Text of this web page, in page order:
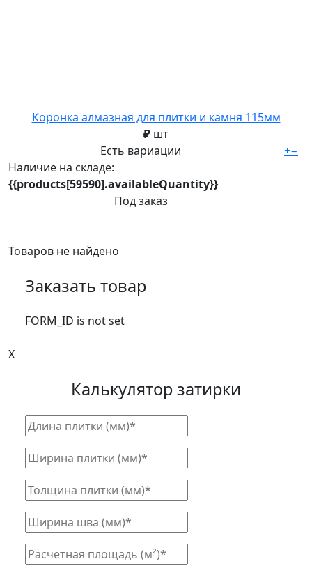
Коронка алмазная для плитки и камня 115мм
₽ шт
Есть вариации
Наличие на складе:
{{products[59590].availableQuantity}}
Под заказ
+−
Товаров не найдено
Заказать товар
FORM_ID is not set
X
Калькулятор затирки